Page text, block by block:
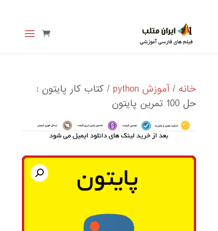
خانه /آموزش python
/ کتاب کار پایتون :
حل 100 تمرین پایتون